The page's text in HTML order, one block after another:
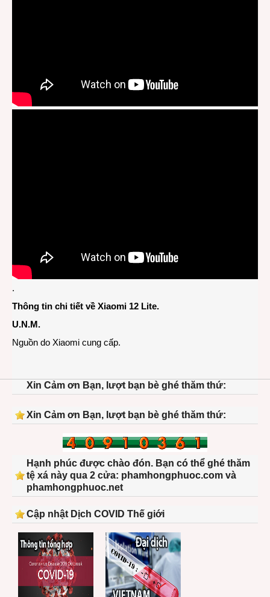
.
Thông tin chi tiết về Xiaomi 12 Lite.
U.N.M.
Nguồn do Xiaomi cung cấp.
Xin Cảm ơn Bạn, lượt bạn bè ghé thăm thứ:
Xin Cảm ơn Bạn, lượt bạn bè ghé thăm thứ:
Hạnh phúc được chào đón. Bạn có thể ghé thăm
tệ xá này qua 2 cửa: phamhongphuoc.com và
phamhongphuoc.net
Cập nhật Dịch COVID Thế giới